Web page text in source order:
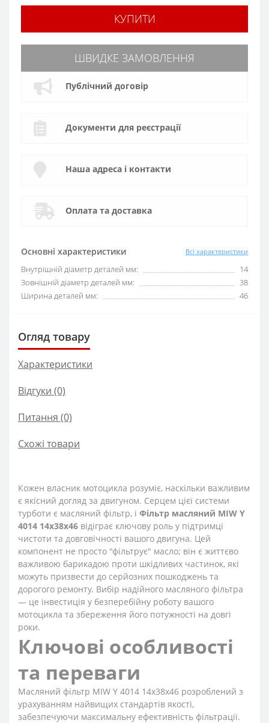
Основні характеристики Всі характеристики
Внутрішній діаметр деталей мм:
14
Зовнішній діаметр деталей мм:
38
Ширина деталей мм:
46
КУПИТИ
ШВИДКЕ ЗАМОВЛЕННЯ
Публічний договір
Документи для реєстрації
Наша адреса і контакти
Оплата та доставка
Огляд товару
Характеристики
Відгуки (0)
Питання (0)
Схожі товари
Кожен власник мотоцикла розуміє, наскільки важливим
є якісний догляд за двигуном. Серцем цієї системи
турботи є масляний фільтр, і Фільтр масляний MIW Y
4014 14х38х46 відіграє ключову роль у підтримці
чистоти та довговічності вашого двигуна. Цей
компонент не просто "фільтрує" масло; він є життєво
важливою барикадою проти шкідливих частинок, які
можуть призвести до серйозних пошкоджень та
дорогого ремонту. Вибір надійного масляного фільтра
— це інвестиція у безперебійну роботу вашого
мотоцикла та збереження його потужності на довгі
роки.
Ключові особливості
та переваги
Масляний фільтр MIW Y 4014 14х38х46 розроблений з
урахуванням найвищих стандартів якості,
забезпечуючи максимальну ефективність фільтрації.